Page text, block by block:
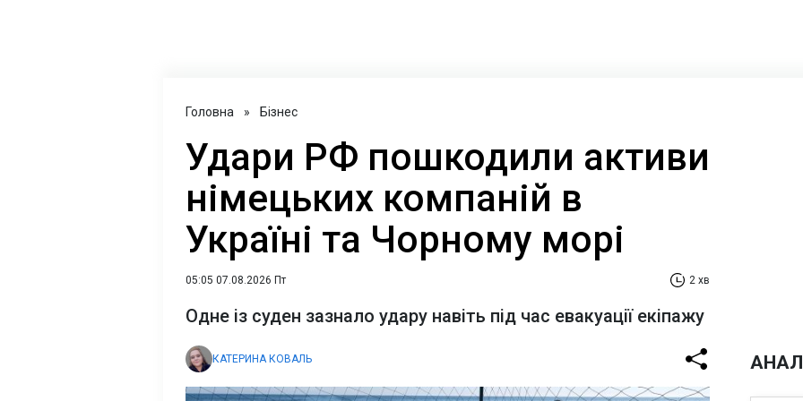
Головна » Бізнес
Удари РФ пошкодили активи
німецьких компаній в
Україні та Чорному морі
05:05 07.08.2026 Пт 2 хв
Одне із суден зазнало удару навіть під час евакуації екіпажу
КАТЕРИНА КОВАЛЬ